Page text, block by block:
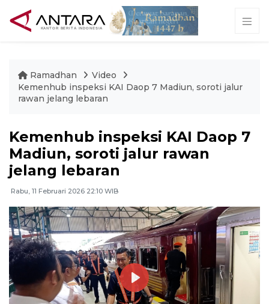
Ramadhan
Video
Kemenhub inspeksi KAI Daop 7 Madiun, soroti jalur
rawan jelang lebaran
Kemenhub inspeksi KAI Daop 7
Madiun, soroti jalur rawan
jelang lebaran
Rabu, 11 Februari 2026 22:10 WIB
Play